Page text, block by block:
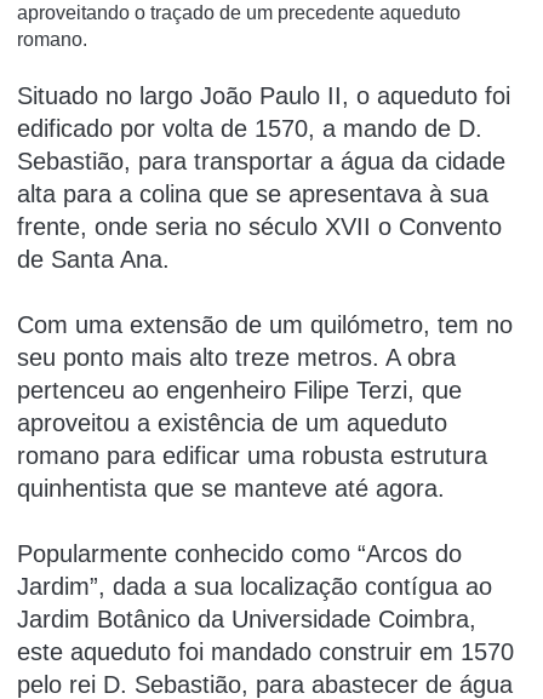
aproveitando o traçado de um precedente aqueduto
romano.
Situado no largo João Paulo II, o aqueduto foi
edificado por volta de 1570, a mando de D.
Sebastião, para transportar a água da cidade
alta para a colina que se apresentava à sua
frente, onde seria no século XVII o Convento
de Santa Ana.
Com uma extensão de um quilómetro, tem no
seu ponto mais alto treze metros. A obra
pertenceu ao engenheiro Filipe Terzi, que
aproveitou a existência de um aqueduto
romano para edificar uma robusta estrutura
quinhentista que se manteve até agora.
Popularmente conhecido como “Arcos do
Jardim”, dada a sua localização contígua ao
Jardim Botânico da Universidade Coimbra,
este aqueduto foi mandado construir em 1570
pelo rei D. Sebastião, para abastecer de água